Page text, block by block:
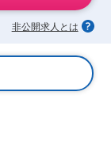
非公開求人とは